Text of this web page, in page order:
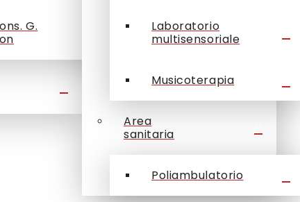
G.
Laboratorio
multisensoriale
Musicoterapia
Area
sanitaria
Poliambulatorio